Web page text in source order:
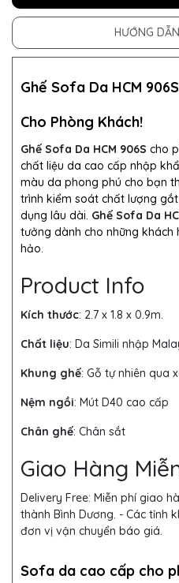
HƯỚNG
Ghế Sofa Da HCM
Cho Phòng Khách!
Ghế Sofa Da HCM 906S cho
chất liệu da cao cấp nhập
màu da phong phú cho bạn
trình kiểm soát chất lượng
dụng lâu dài. Ghế Sofa Da
tưởng dành cho những khách
hảo.
Product Info
Kích thước: 2.7 x 1.8 x 0.9m.
Chất liệu: Da Simili nhập
Khung ghế: Gỗ tự nhiên qua
Nệm ngồi: Mút D40 cao cấp
Chân ghế: Chân sắt
Giao Hàng
Delivery Free: Miễn phí giao
thành Bình Dương. - Các tỉnh
đơn vị vận chuyển báo giá.
Sofa da cao cấp cho